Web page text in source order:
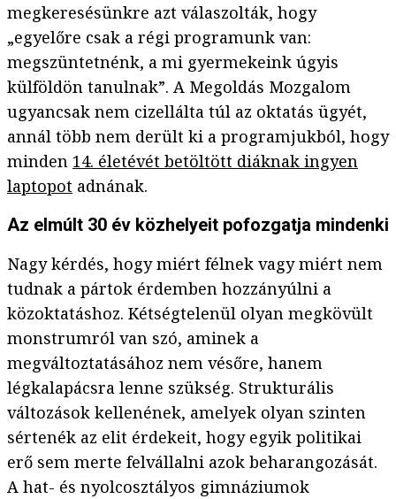
megkeresésünkre azt válaszolták, hogy
„egyelőre csak a régi programunk van:
megszüntetnénk, a mi gyermekeink úgyis
külföldön tanulnak”. A Megoldás Mozgalom
ugyancsak nem cizellálta túl az oktatás ügyét,
annál több nem derült ki a programjukból, hogy
minden 14. életévét betöltött diáknak ingyen
laptopot adnának.
Az elmúlt 30 év közhelyeit pofozgatja mindenki
Nagy kérdés, hogy miért félnek vagy miért nem
tudnak a pártok érdemben hozzányúlni a
közoktatáshoz. Kétségtelenül olyan megkövült
monstrumról van szó, aminek a
megváltoztatásához nem vésőre, hanem
légkalapácsra lenne szükség. Strukturális
változások kellenének, amelyek olyan szinten
sértenék az elit érdekeit, hogy egyik politikai
erő sem merte felvállalni azok beharangozását.
A hat- és nyolcosztályos gimnáziumok